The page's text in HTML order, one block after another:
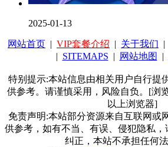
2025-01-13
网站首页 | VIP套餐介绍 | 关于我们 |
| SITEMAPS | 网站地图 |
特别提示:本站信息由相关用户自行提
供参考。请谨慎采用，风险自负。[浏
以上浏览器]
免责声明:本站部分资源来自互联网或
供参考，如有不当、有误、侵犯隐私
纠正，本站不承担任何